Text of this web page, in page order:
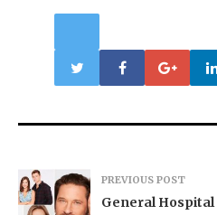
PREVIOUS POST
General Hospital